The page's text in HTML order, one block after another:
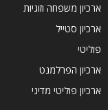
ארכיון משפחה וזוגיות
ארכיון סטייל
פוליטי
ארכיון הפרלמנט
ארכיון פוליטי מדיני